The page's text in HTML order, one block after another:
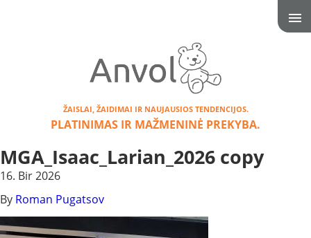
ŽAISLAI, ŽAIDIMAI IR NAUJAUSIOS TENDENCIJOS.
PLATINIMAS IR MAŽMENINĖ PREKYBA.
MGA_Isaac_Larian_2026 copy
16. Bir 2026
By Roman Pugatsov